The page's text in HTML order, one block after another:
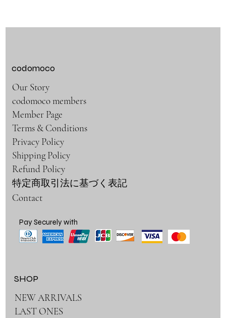
codomoco
Our Story
codomoco members
Member Page
Terms & Conditions
Privacy Policy
Shipping Policy
Refund Policy
特定商取引法に基づく表記
Contact
SHOP
NEW ARRIVALS
LAST ONES
Pay Securely with